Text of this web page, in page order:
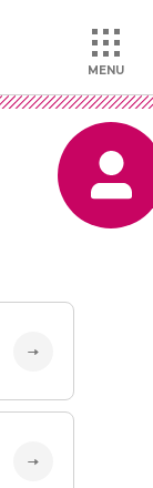
MENU